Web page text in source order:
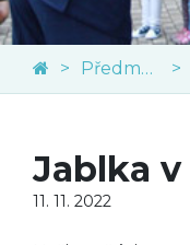
Předměty
Jablka v
11. 11. 2022